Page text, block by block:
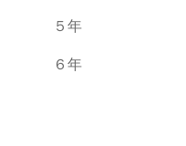
５年
６年